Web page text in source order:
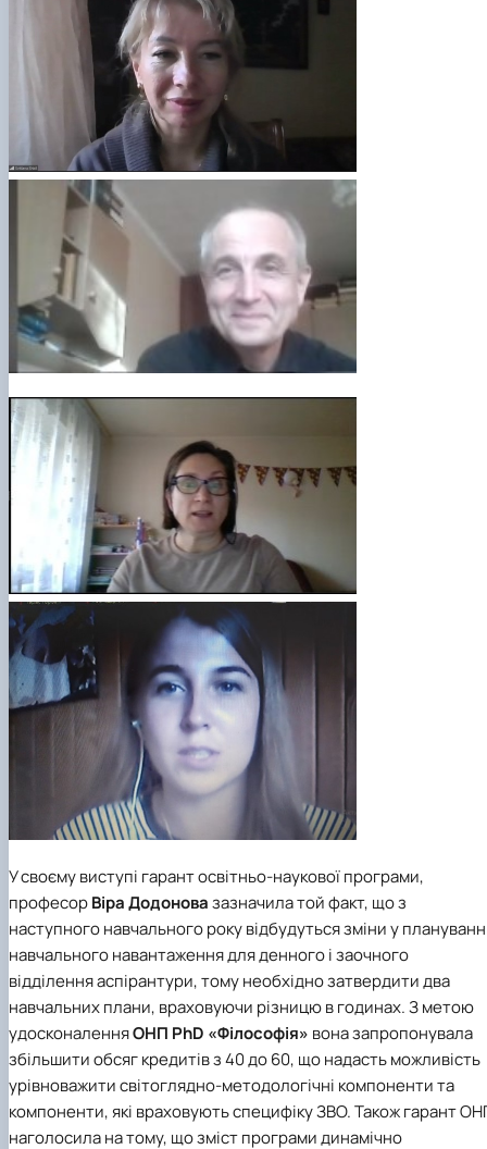
У своєму виступі гарант освітньо-наукової програми,
професорВіра Додоновазазначила той факт, що з
наступного навчального року відбудуться зміни у
навчального навантаження для денного і заочного
відділення аспірантури, тому необхідно затвердити два
навчальних плани, враховуючи різницю в годинах. З метою
удосконаленняОНП PhD «Філософія» вона запропонувала
збільшити обсяг кредитів з 40 до 60, що надасть можливість
урівноважити світоглядно-методологічні компоненти та
компоненти, які враховують специфіку ЗВО. Такожгарант
наголосила на тому, що зміст програми динамічно